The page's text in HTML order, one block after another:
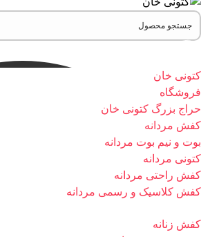
کتونی خان
فروشگاه
حراج بزرگ کتونی خان
کفش مردانه
بوت و نیم بوت مردانه
کتونی مردانه
کفش راحتی مردانه
کفش کلاسیک و رسمی مردانه
کفش زنانه